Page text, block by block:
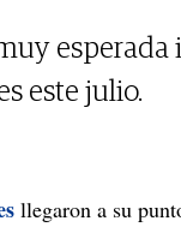
esperada
este julio.
llegaron a su